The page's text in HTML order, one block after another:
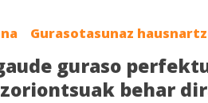
Gurasotasunaz
guraso
behar